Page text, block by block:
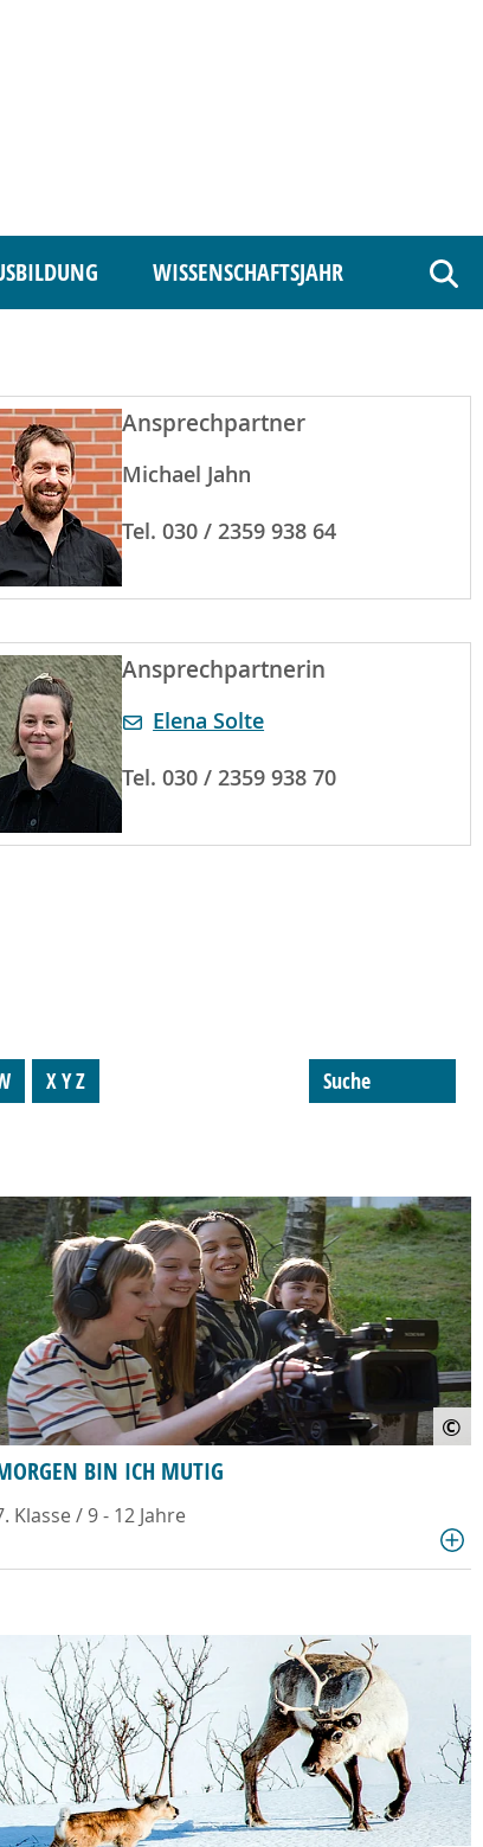
WISSENSCHAFTSJAHR
Ansprechpartner
Michael Jahn
Tel. 030 / 2359 938 64
Ansprechpartnerin
Elena Solte
Tel. 030 / 2359 938 70
X Y Z Suche
©
BIN ICH MUTIG
Klasse / 9 - 12 Jahre